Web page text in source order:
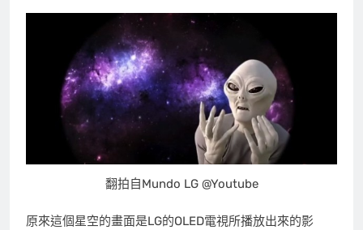
翻拍自Mundo LG @Youtube
原來這個星空的畫面是LG的OLED電視所播放出來的影